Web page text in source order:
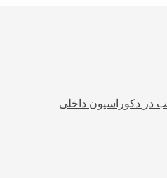
در دکوراسیون داخلی